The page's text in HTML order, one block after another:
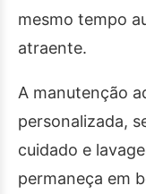
mesmo tempo
atraente.
A manutenção
personalizada,
cuidado e
permaneça em